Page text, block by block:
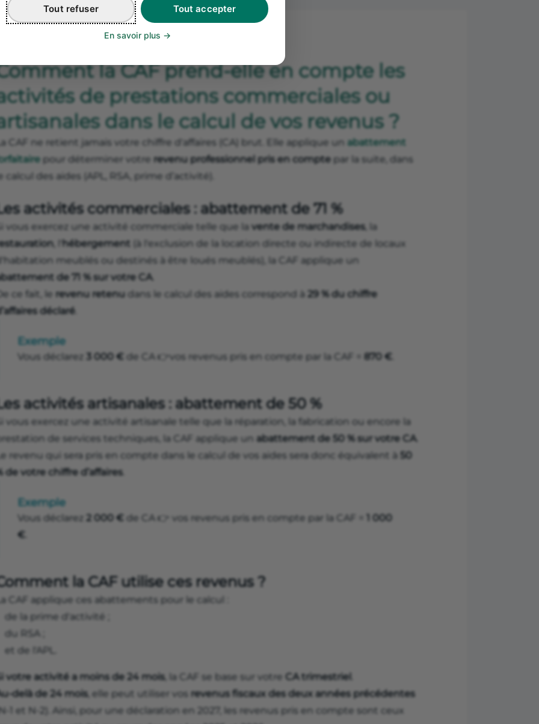
Tout accepter
Tout refuser
En savoir plus
la CAF prend-elle en compte les
de prestations commerciales ou
dans le calcul de vos revenus ?
CAF ne retient jamais votre chiffre d'affaires (CA) brut. Elle applique un abattement
pour déterminer votre revenu professionnel pris en compte par la suite, dans
calcul des aides (APL, RSA, prime d’activité).
activités commerciales : abattement de 71 %
vous exercez une activité commerciale telle que la vente de marchandises, la
, l' hébergement
(à l'exclusion de la location directe ou indirecte de locaux
meublés ou destinés à être loués meublés), la CAF applique un
de 71 % sur votre CA.
ce fait, le revenu retenu dans le calcul des aides correspond à 29 % du chiffre
déclaré
Exemple
Vous déclarez 3 000 € de CA 👉vos revenus pris en compte par la CAF = 870 €
activités artisanales : abattement de 50 %
vous exercez une activité artisanale telle que la réparation, la fabrication ou encore la
de services techniques, la CAF applique un abattement de 50 % sur votre CA.
revenu qui sera pris en compte dans le calcul de vos aides sera donc équivalent à 50
de votre chiffre d’affaires.
Exemple
Vous déclarez 2 000 € de CA 👉 vos revenus pris en compte par la CAF =
1 000
€
la CAF utilise ces revenus ?
CAF applique ces abattements pour le calcul :
de la prime d'activité ;
du RSA ;
et de l'APL.
votre activité a moins de 24 mois, la CAF se base sur votre CA trimestriel
delà de 24 mois, elle peut utiliser vos revenus fiscaux des deux années précédentes
1 et N-2). Ainsi, pour une déclaration en 2027, les revenus pris en compte sont ceux